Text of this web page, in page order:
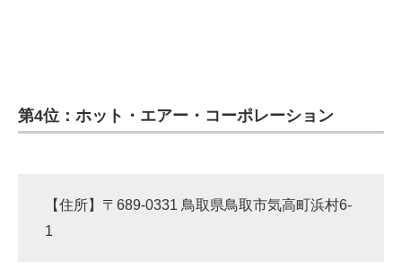
第4位：ホット・エアー・コーポレーション
【住所】〒689-0331 鳥取県鳥取市気高町浜村6-
1